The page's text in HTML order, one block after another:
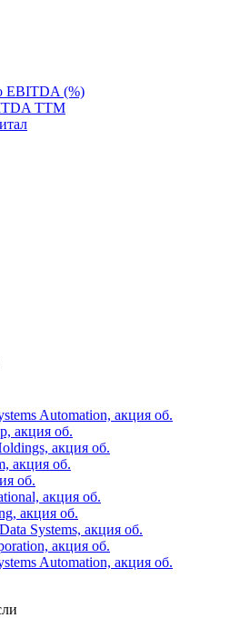
EBITDA (%)
TTM
Automation, акция об.
акция об.
акция об.
акция об.
об.
акция об.
акция об.
Systems, акция об.
акция об.
Automation, акция об.